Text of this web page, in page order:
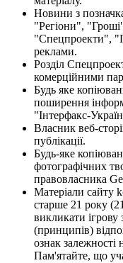
Новини з
"Регіони",
"Спецпроекти",
реклами.
Розділ
комерційними
Будь яке
поширення
"Інтерфакс-
Власник веб-
публікації.
Будь-яке
фотографічних
правовласника
Матеріали сайту
старше 21 року
викликати
(принципів)
ознак залежності
Пам'ятайте, що